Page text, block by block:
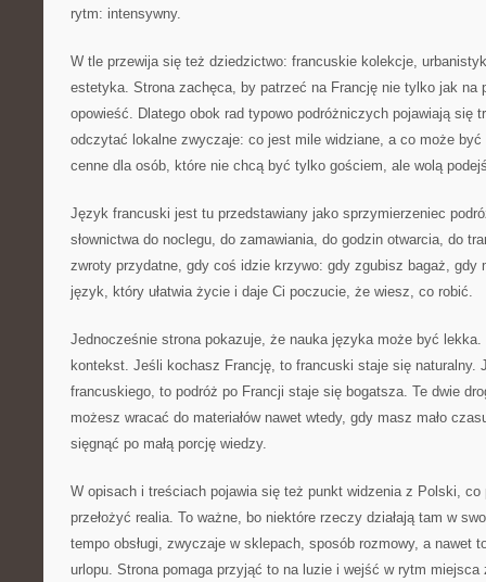
rytm: intensywny.
W tle przewija się też dziedzictwo: francuskie kolekcje,
estetyka. Strona zachęca, by patrzeć na Francję nie tylko jak na
opowieść. Dlatego obok rad typowo podróżniczych pojawiają się
odczytać lokalne zwyczaje: co jest mile widziane, a co może
cenne dla osób, które nie chcą być tylko gościem, ale wolą
Język francuski jest tu przedstawiany jako sprzymierzeniec
słownictwa do noclegu, do zamawiania, do godzin otwarcia, do
zwroty przydatne, gdy coś idzie krzywo: gdy zgubisz bagaż, gdy
język, który ułatwia życie i daje Ci poczucie, że wiesz, co robić.
Jednocześnie strona pokazuje, że nauka języka może być
kontekst. Jeśli kochasz Francję, to francuski staje się naturalny.
francuskiego, to podróż po Francji staje się bogatsza. Te dwie
możesz wracać do materiałów nawet wtedy, gdy masz mało
sięgnąć po małą porcję wiedzy.
W opisach i treściach pojawia się też punkt widzenia z Polski, co
przełożyć realia. To ważne, bo niektóre rzeczy działają tam w
tempo obsługi, zwyczaje w sklepach, sposób rozmowy, a nawet
urlopu. Strona pomaga przyjąć to na luzie i wejść w rytm miejsca